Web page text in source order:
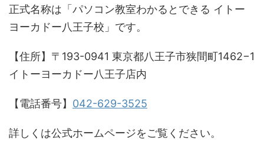
正式名称は「パソコン教室わかるとできる イトー
ヨーカドー八王子校」です。
【住所】〒193-0941 東京都八王子市狭間町1462−1
イトーヨーカドー八王子店内
【電話番号】 042-629-3525
詳しくは公式ホームページをご覧ください。